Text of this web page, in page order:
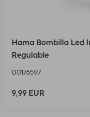
Hama Bombilla Led
Regulable
00176597
9,99 EUR